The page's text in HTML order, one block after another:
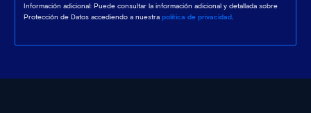
Información adicional: Puede consultar la información adicional y detallada sobre
Protección de Datos accediendo a nuestra política de privacidad.